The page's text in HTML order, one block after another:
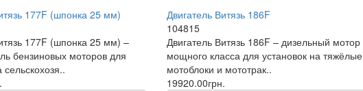
177F (шпонка 25 мм)
177F (шпонка 25 мм) –
бензиновых моторов для
сельскохозя..
Двигатель Витязь 186F
104815
Двигатель Витязь 186F – дизельный мотор
мощного класса для установок на тяжёлые
мотоблоки и мототрак..
19920.00грн.